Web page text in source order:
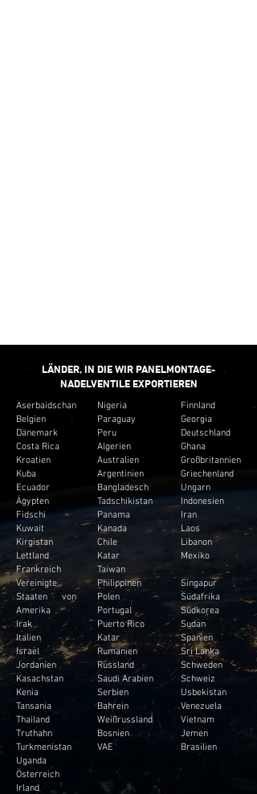
LÄNDER, IN DIE WIR PANELMONTAGE-
NADELVENTILE EXPORTIEREN
Aserbaidschan
Belgien
Dänemark
Costa Rica
Kroatien
Kuba
Ecuador
Ägypten
Fidschi
Kuwait
Kirgistan
Lettland
Frankreich
Vereinigte
Staaten von
Amerika
Irak
Italien
Israel
Jordanien
Kasachstan
Kenia
Tansania
Thailand
Truthahn
Turkmenistan
Uganda
Österreich
Irland
Nigeria
Paraguay
Peru
Algerien
Australien
Argentinien
Bangladesch
Tadschikistan
Panama
Kanada
Chile
Katar
Taiwan
Philippinen
Polen
Portugal
Puerto Rico
Katar
Rumänien
Russland
Saudi Arabien
Serbien
Bahrein
Weißrussland
Bosnien
VAE
Finnland
Georgia
Deutschland
Ghana
Großbritannien
Griechenland
Ungarn
Indonesien
Iran
Laos
Libanon
Mexiko
Singapur
Südafrika
Südkorea
Sudan
Spanien
Sri Lanka
Schweden
Schweiz
Usbekistan
Venezuela
Vietnam
Jemen
Brasilien